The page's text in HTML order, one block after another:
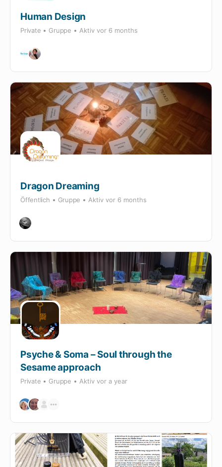
Human Design
Private Gruppe Aktiv vor 6 months
Dragon Dreaming
Öffentlich Gruppe Aktivvor 6 months
Psyche & Soma – Soul through the
Sesame approach
Private Gruppe Aktiv vor a year